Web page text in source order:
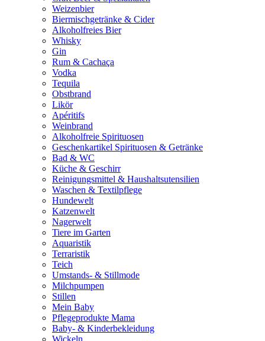
Weizenbier
Biermischgetränke & Cider
Alkoholfreies Bier
Whisky
Gin
Rum & Cachaça
Vodka
Tequila
Obstbrand
Likör
Apéritifs
Weinbrand
Alkoholfreie Spirituosen
Geschenkartikel Spirituosen & Getränke
Bad & WC
Küche & Geschirr
Reinigungsmittel & Haushaltsutensilien
Waschen & Textilpflege
Hundewelt
Katzenwelt
Nagerwelt
Tiere im Garten
Aquaristik
Terraristik
Teich
Umstands- & Stillmode
Milchpumpen
Stillen
Mein Baby
Pflegeprodukte Mama
Baby- & Kinderbekleidung
Wickeln